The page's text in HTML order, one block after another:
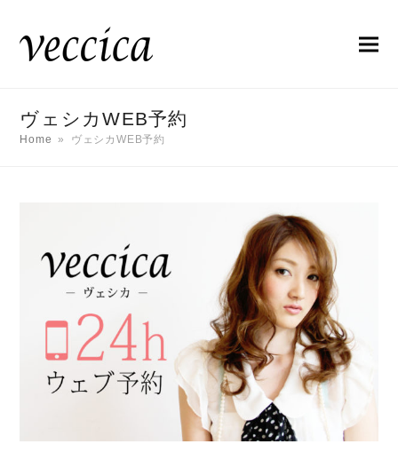
ヴェシカWEB予約
Home » ヴェシカWEB予約